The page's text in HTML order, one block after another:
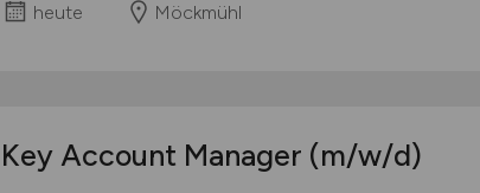
heute Möckmühl
Key Account Manager (m/w/d)